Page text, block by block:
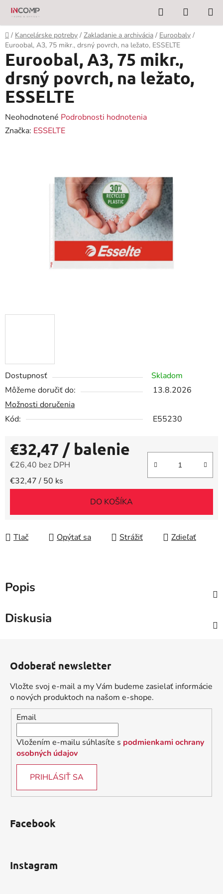
Prejsť
obsah
Hľadať
KOŠÍK
Domov
/ Kancelárske potreby / Zakladanie a archivácia / Euroobaly /
Euroobal, A3, 75 mikr., drsný povrch, na ležato, ESSELTE
Dostupnosť
Skladom
Môžeme doručiť do:
13.8.2026
Možnosti doručenia
Kód:
E55230
€32,47 / balenie
€26,40 bez DPH
Jednotková cena:
€32,47 / 50 ks
DO KOŠÍKA
Tlač Opýtať sa Strážiť Zdieľať
Euroobal, A3, 75 mikr.,
drsný povrch, na ležato,
ESSELTE
Priemerné
hodnotenie
Neohodnotené Podrobnosti hodnotenia
Značka: ESSELTE
Popis
Diskusia
Odoberať newsletter
Vložte svoj e-mail a my Vám budeme zasielať informácie
o nových produktoch na našom e-shope.
Email
Vložením e-mailu súhlasíte s podmienkami ochrany
osobných údajov
PRIHLÁSIŤ SA
Facebook
Instagram